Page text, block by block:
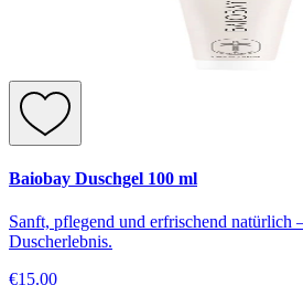
Baiobay Duschgel 100 ml
Sanft, pflegend und erfrischend natürlich
Duscherlebnis.
€15.00